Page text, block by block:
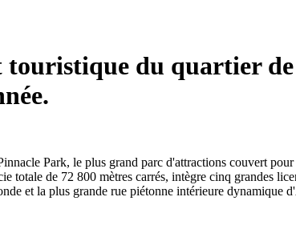
du quartier
Park, le plus grand parc d'attractions couvert
totale de 72 800 mètres carrés, intègre cinq grandes
et la plus grande rue piétonne intérieure